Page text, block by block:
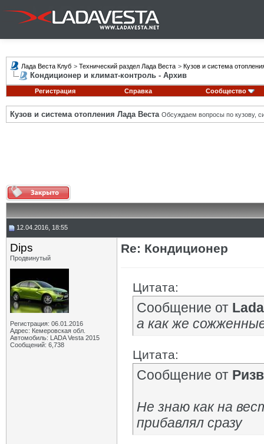
Лада Веста Клуб > Технический раздел Лада Веста > Кузов и система
Кондиционер и климат-контроль - Архив
Регистрация Справка Сообщество
Кузов и система отопления Лада Веста Обсуждаем вопросы по кузову,
12.04.2016, 18:55
Dips
Продвинутый
Регистрация: 06.01.2016
Адрес: Кемеровская обл.
Автомобиль: LADA Vesta 2015
Сообщений: 6,738
Re: Кондиционер
Цитата:
Сообщение от
а как же
Цитата:
Сообщение от
Не знаю как на
прибавлял сразу